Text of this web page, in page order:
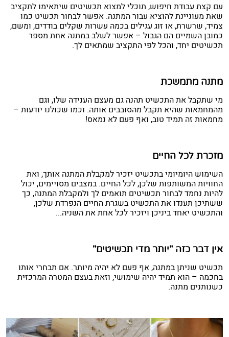
עם קצת עבודת חיפוש, תוכלי למצוא תכשיטים שיתאימו לתקציב
שאת מעוניינת להוציא עבור המתנה. אפשר לבחור תכשיט כמו
צמיד, שרשרת, או זוג עגילים בכמה עשרות שקלים בודדים, ומשם,
כמובן השמיים הם הגבול – אפשר לשלב במתנה אחת מספר
תכשיטים יחד, והכל לפי התקציב שמתאים לך.
מתנה מתמשכת
מי שתקבל את התכשיט תהנה גם מעצם הענידה שלו, וגם
מהמחמאות שהיא תקבל מהסובבים אותה. וכמו שכולנו יודעות –
מחמאות זה תמיד טוב, ואף פעם לא נמאס!
מזכרת לכל החיים
השימוש היומיומי בתכשיט יזכיר למקבלת המתנה אותך, ואת
החוויות המשותפות שלכן, לכל החיים. במצבים מסויימים, יכול
להיות נחמד לבחור תכשיטים תואמים לך ולמקבלת המתנה, כך
ששתיכן תענדו את התכשיט בשגרת החיים הנפרדת שלכן,
והתכשיט יאחד ביניכן ויזכיר לכל אחת את השניה...
אין דבר כזה "יותר מדי תכשיטים"
תכשיט שניתן במתנה, אף פעם לא יהיה מיותר. אם תבחרי אותו
בחכמה – הוא תמיד יהיה שימושי, וזאת בעצם המטרה המרכזית
כשנותנים מתנה.